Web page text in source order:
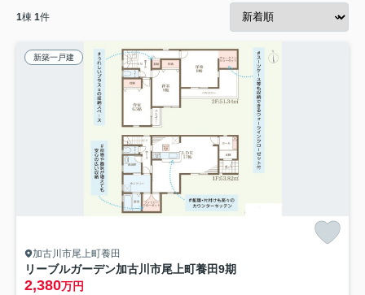
1棟 1件
新築一戸建
加古川市尾上町養田
リーブルガーデン加古川市尾上町養田9期
2,380万円